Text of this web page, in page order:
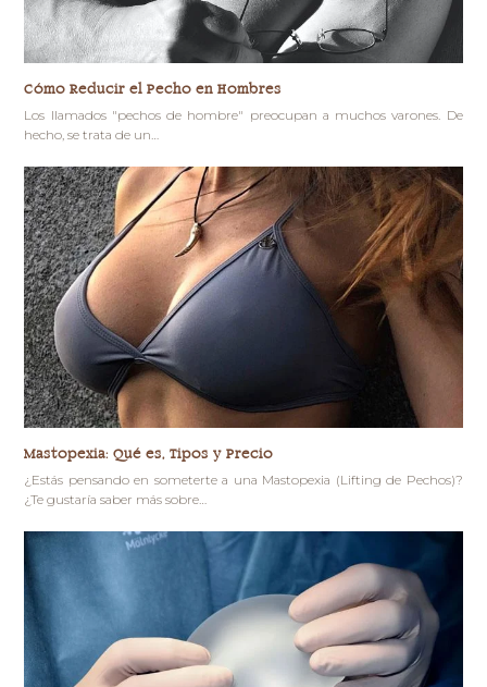
Cómo Reducir el Pecho en Hombres
Los llamados "pechos de hombre" preocupan a muchos varones. De
hecho, se trata de un…
Mastopexia: Qué es, Tipos y Precio
¿Estás pensando en someterte a una Mastopexia (Lifting de Pechos)?
¿Te gustaría saber más sobre…